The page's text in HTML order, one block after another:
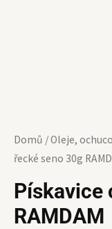
Domů /Oleje,
řecké seno 30g
Pískavice
RAMDAM